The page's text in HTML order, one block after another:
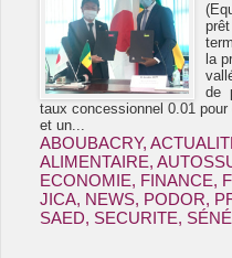
la
de
taux concessionnel 0.01
et un...
ABOUBACRY,
ALIMENTAIRE,
ECONOMIE, FINANCE,
JICA, NEWS, PODOR,
SAED, SECURITE,